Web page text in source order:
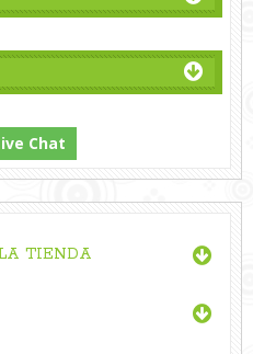
Chat
TIENDA